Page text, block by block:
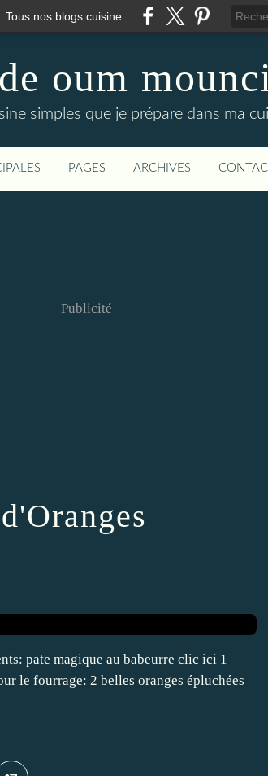
Tous nos blogs cuisine
oum
simples que je prépare dans ma
PAGES ARCHIVES
Publicité
pate magique au babeurre clic ici 1
le fourrage: 2 belles oranges épluchées